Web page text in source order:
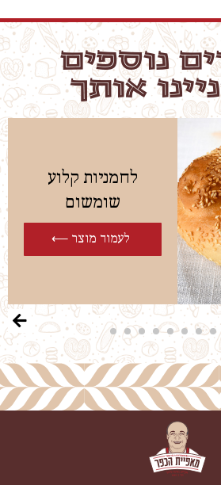
נוספים
אותך
לחמניות קלוע
שומשום
לעמוד מוצר ⟵